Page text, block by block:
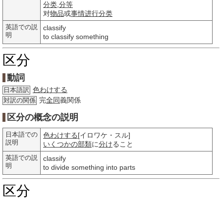
分类 分等
对物品或事情进行分类
英語での説
明
classify
to classify something
区分
動詞
日本語訳 色わけする
対訳の関係 完全同義関係
区分の概念の説明
日本語での
説明
色わけする[イロワケ・スル]
いくつかの部類に分けること
英語での説
明
classify
to divide something into parts
区分